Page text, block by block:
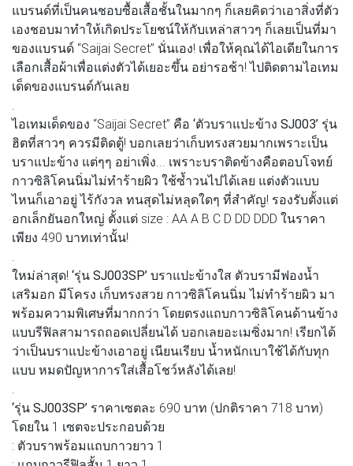
แบรนด์ที่เป็นคนชอบซื้อเสื้อชั้นในมากๆ ก็เลยคิดว่าเอาสิ่งที่ตัว
เองชอบมาทำให้เกิดประโยชน์ให้กับเหล่าสาวๆ ก็เลยเป็นที่มา
ของแบรนด์ “Saijai Secret” นั่นเอง! เพื่อให้คุณได้ไอเดียในการ
เลือกเสื้อผ้าเพื่อแต่งตัวได้เยอะขึ้น อย่ารอช้า! ไปติดตามไอเทม
เด็ดของแบรนด์กันเลย
ไอเทมเด็ดของ “Saijai Secret” คือ ‘ตัวบราแปะข้าง SJ003’ รุ่น
ฮิตที่สาวๆ ควรมีติดตู้! บอกเลยว่าเก็บทรงสวยมากเพราะเป็น
บราแปะข้าง แต่ๆๆ อย่าเพิ่ง... เพราะบราติดข้างคือตอบโจทย์
กาวซิลิโคนนิ่มไม่ทำร้ายผิว ใช้ซ้ำวนไปได้เลย แต่งตัวแบบ
ไหนก็เอาอยู่ ไร้กังวล ทนสุดไม่หลุดใดๆ ที่สำคัญ! รองรับตั้งแต่
อกเล็กยันอกใหญ่ ตั้งแต่ size : AA A B C D DD DDD ในราคา
เพียง 490 บาทเท่านั้น!
ใหม่ล่าสุด! ‘รุ่น SJ003SP’ บราแปะข้างใส ตัวบรามีฟองน้ำ
เสริมอก มีโครง เก็บทรงสวย กาวซิลิโคนนิ่ม ไม่ทำร้ายผิว มา
พร้อมความพิเศษที่มากกว่า โดยตรงแถบกาวซิลิโคนด้านข้าง
แบบรีฟิลสามารถถอดเปลี่ยนได้ บอกเลยอะเมซิ่งมาก! เรียกได้
ว่าเป็นบราแปะข้างเอาอยู่ เนียนเรียบ น้ำหนักเบาใช้ได้กับทุก
แบบ หมดปัญหาการใส่เสื้อโชว์หลังได้เลย!
‘รุ่น SJ003SP’ ราคาเซตละ 690 บาท (ปกติราคา 718 บาท)
โดยใน 1 เซตจะประกอบด้วย
: ตัวบราพร้อมแถบกาวยาว 1